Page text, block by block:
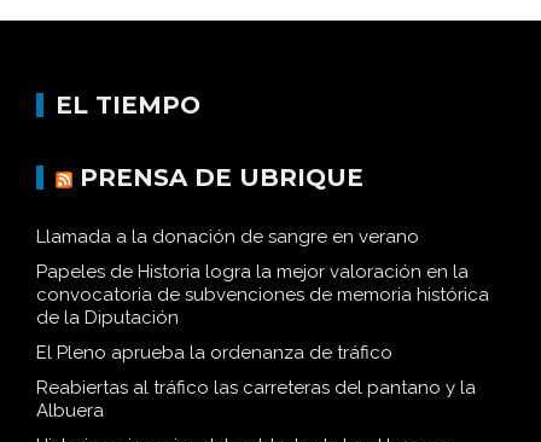
EL TIEMPO
PRENSA DE UBRIQUE
Llamada a la donación de sangre en verano
Papeles de Historia logra la mejor valoración en la
convocatoria de subvenciones de memoria histórica
de la Diputación
El Pleno aprueba la ordenanza de tráfico
Reabiertas al tráfico las carreteras del pantano y la
Albuera